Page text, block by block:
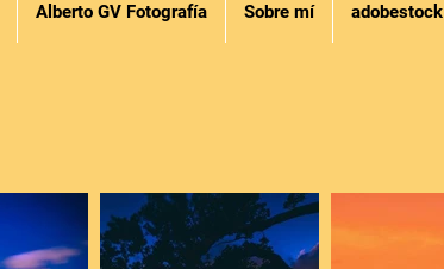
Alberto GV Fotografía Sobre mí adobestock